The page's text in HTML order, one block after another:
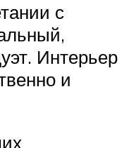
с
Интерьер
и